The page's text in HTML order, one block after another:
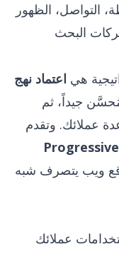
التواصل، الظهور
البحث
هي اعتماد نهج
جيداً، ثم
عملائك. وتقدم
ويب يتصرف شبه
عملائك